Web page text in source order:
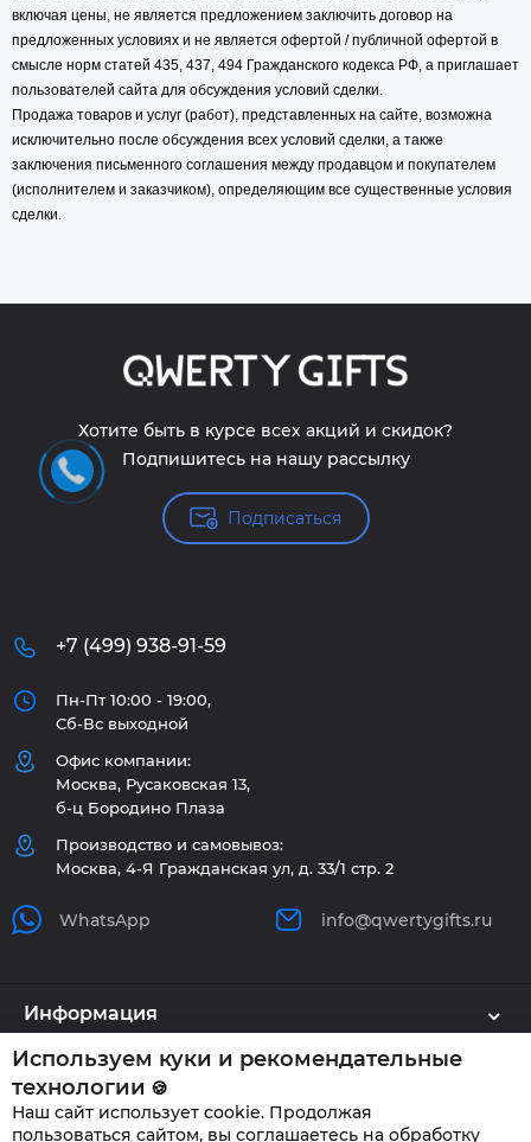
включая цены, не является предложением заключить договор на
предложенных условиях и не является офертой / публичной офертой в
смысле норм статей 435, 437, 494 Гражданского кодекса РФ, а приглашает
пользователей сайта для обсуждения условий сделки.
Продажа товаров и услуг (работ), представленных на сайте, возможна
исключительно после обсуждения всех условий сделки, а также
заключения письменного соглашения между продавцом и покупателем
(исполнителем и заказчиком), определяющим все существенные условия
сделки.
Хотите быть в курсе всех акций и скидок?
Подпишитесь на нашу рассылку
Подписаться
+7 (499) 938-91-59
Пн-Пт 10:00 - 19:00,
Сб-Вс выходной
Офис компании:
Москва, Русаковская 13,
б-ц Бородино Плаза
Производство и самовывоз:
Москва, 4-Я Гражданская ул, д. 33/1 стр. 2
WhatsApp info@qwertygifts.ru
Информация
Каталог
Клиенту
Используем куки и рекомендательные
технологии 🍪
Наш сайт использует cookie. Продолжая
пользоваться сайтом, вы соглашаетесь на обработку